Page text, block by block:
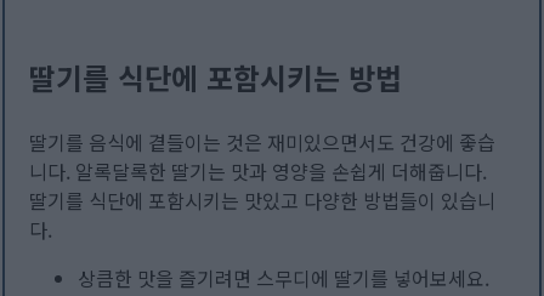
딸기를 식단에 포함시키는 방법
딸기를 음식에 곁들이는 것은 재미있으면서도 건강에 좋습
니다. 알록달록한 딸기는 맛과 영양을 손쉽게 더해줍니다.
딸기를 식단에 포함시키는 맛있고 다양한 방법들이 있습니
다.
상큼한 맛을 즐기려면 스무디에 딸기를 넣어보세요.